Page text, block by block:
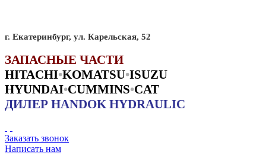
г. Екатеринбург, ул. Карельская, 52
ЗАПАСНЫЕ ЧАСТИ
HITACHI•KOMATSU•ISUZU
HYUNDAI•CUMMINS•CAT
ДИЛЕР HANDOK HYDRAULIC
Заказать звонок
Написать нам